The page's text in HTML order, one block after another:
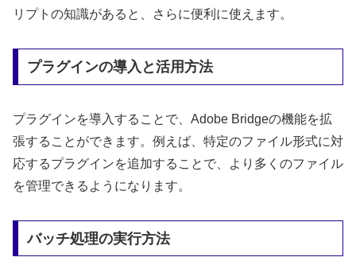
リプトの知識があると、さらに便利に使えます。
プラグインの導入と活用方法
プラグインを導入することで、Adobe Bridgeの機能を拡
張することができます。例えば、特定のファイル形式に対
応するプラグインを追加することで、より多くのファイル
を管理できるようになります。
バッチ処理の実行方法